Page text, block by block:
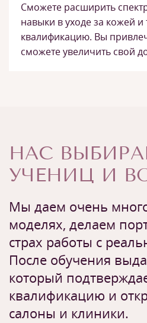
Сможете расширить
навыки в уходе за кожей
квалификацию. Вы
сможете увеличить свой
НАС
УЧЕНИЦ И
Мы даем очень
моделях, делаем
страх работы с
После обучения
который
квалификацию и
салоны и клиники.